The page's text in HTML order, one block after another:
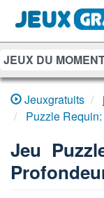
JEUX DU
DAMES RAMI
Jeuxgratuits
Puzzle
Jeu